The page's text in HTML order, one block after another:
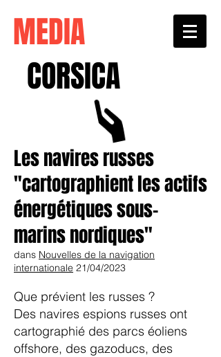
MEDIA
CORSICA
Les navires russes
"cartographient les actifs
énergétiques sous-
marins nordiques"
dans Nouvelles de la navigation
internationale 21/04/2023
Que prévient les russes ?
Des navires espions russes ont
cartographié des parcs éoliens
offshore, des gazoducs, des